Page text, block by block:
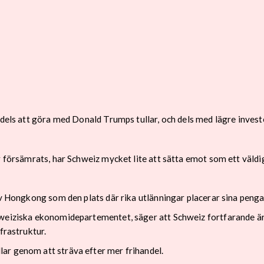
att göra med Donald Trumps tullar, och dels med lägre
försämrats, har Schweiz mycket lite att sätta emot som ett
som den plats där rika utlänningar placerar sina
ekonomidepartementet, säger att Schweiz fortfarande
genom att sträva efter mer frihandel.